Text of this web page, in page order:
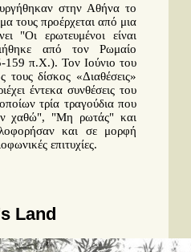
στην Αθήνα το
τους προέρχεται από μια
"Οι ερωτευμένοι είναι
από τον Ρωμαίο
159 π.Χ.). Τον Ιούνιο του
δίσκος «Διαθέσεις»
έντεκα συνθέσεις του
τρία τραγούδια που
χαθώ", "Μη ρωτάς" και
και σε μορφή
επιτυχίες.
Land